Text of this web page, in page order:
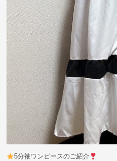
5分袖ワンピースのご紹介